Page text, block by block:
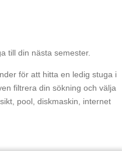
till din nästa semester.
för att hitta en ledig stuga i
filtrera din sökning och välja
pool, diskmaskin, internet